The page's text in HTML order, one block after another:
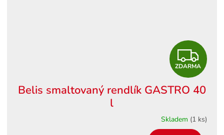
Z
D
A
R
ZDARMA
Belis smaltovaný rendlík GASTRO 40
l
Skladem (1 ks)